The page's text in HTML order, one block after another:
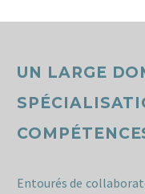
UN LARGE
Entourés de